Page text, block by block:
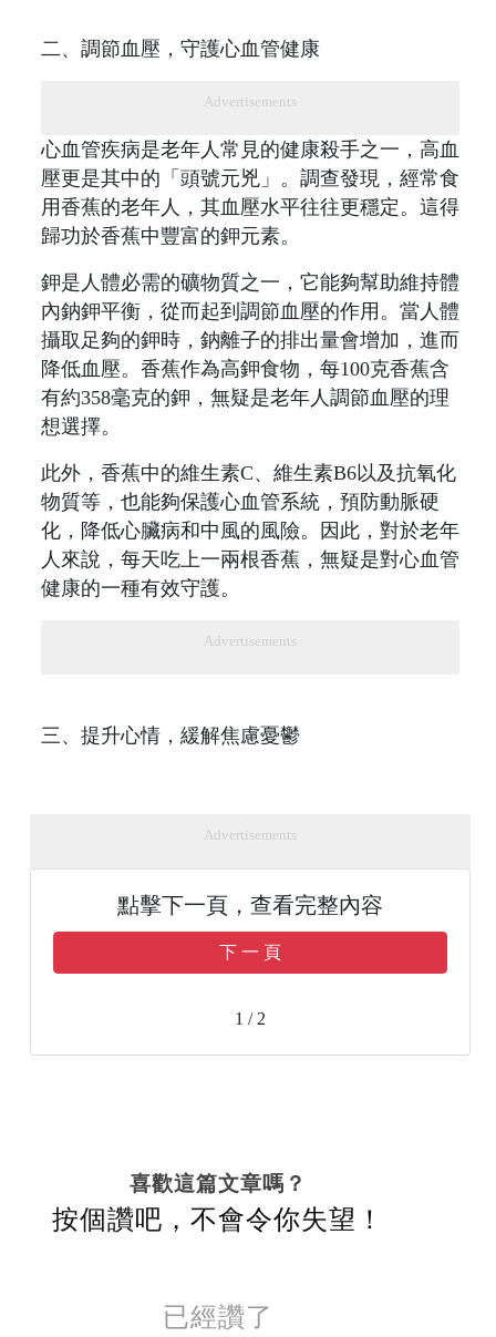
二、調節血壓，守護心血管健康
Advertisements
心血管疾病是老年人常見的健康殺手之一，高血
壓更是其中的「頭號元兇」。調查發現，經常食
用香蕉的老年人，其血壓水平往往更穩定。這得
歸功於香蕉中豐富的鉀元素。
鉀是人體必需的礦物質之一，它能夠幫助維持體
內鈉鉀平衡，從而起到調節血壓的作用。當人體
攝取足夠的鉀時，鈉離子的排出量會增加，進而
降低血壓。香蕉作為高鉀食物，每100克香蕉含
有約358毫克的鉀，無疑是老年人調節血壓的理
想選擇。
此外，香蕉中的維生素C、維生素B6以及抗氧化
物質等，也能夠保護心血管系統，預防動脈硬
化，降低心臟病和中風的風險。因此，對於老年
人來說，每天吃上一兩根香蕉，無疑是對心血管
健康的一種有效守護。
Advertisements
三、提升心情，緩解焦慮憂鬱
Advertisements
點擊下一頁，查看完整內容
下 一 頁
1 / 2
喜歡這篇文章嗎？
按個讚吧，不會令你失望！
已經讚了